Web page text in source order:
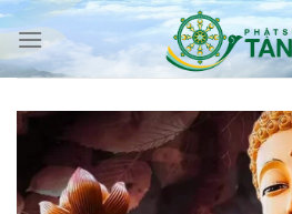
Skip
content